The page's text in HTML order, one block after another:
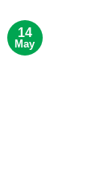
14
May